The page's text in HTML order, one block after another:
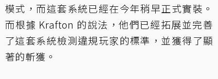
模式，而這套系統已經在今年稍早正式實裝。
而根據 Krafton 的說法，他們已經拓展並完善
了這套系統檢測違規玩家的標準，並獲得了顯
著的斬獲。